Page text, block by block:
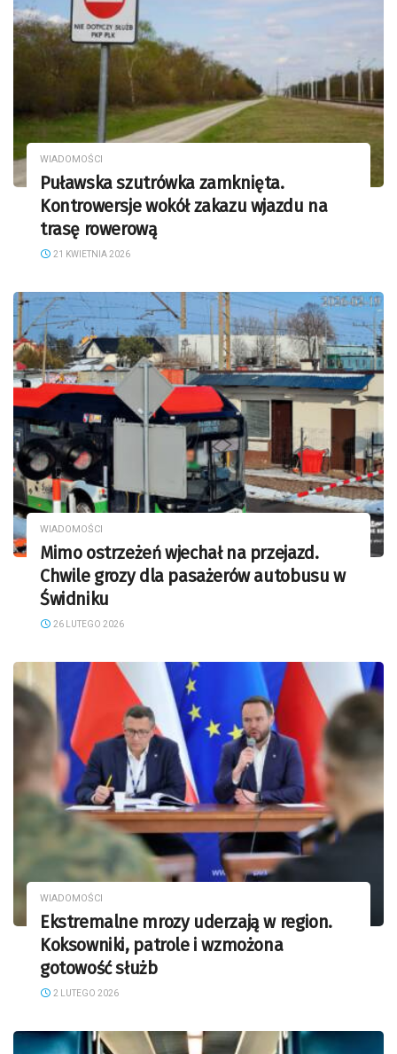
WIADOMOŚCI
Puławska szutrówka zamknięta.
Kontrowersje wokół zakazu wjazdu na
trasę rowerową
21 KWIETNIA 2026
WIADOMOŚCI
Mimo ostrzeżeń wjechał na przejazd.
Chwile grozy dla pasażerów autobusu w
Świdniku
26 LUTEGO 2026
WIADOMOŚCI
Ekstremalne mrozy uderzają w region.
Koksowniki, patrole i wzmożona
gotowość służb
2 LUTEGO 2026